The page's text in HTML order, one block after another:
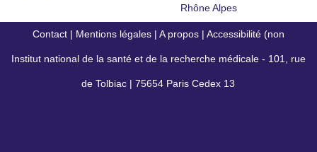
Rhône Alpes
Contact | Mentions légales | A propos | Accessibilité (non
conforme)
Institut national de la santé et de la recherche médicale - 101, rue
de Tolbiac | 75654 Paris Cedex 13